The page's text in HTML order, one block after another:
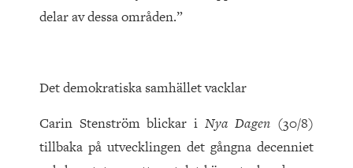
delar av dessa områden.”
Det demokratiska samhället vacklar
Carin Stenström blickar i Nya Dagen (30/8)
tillbaka på utvecklingen det gångna decenniet